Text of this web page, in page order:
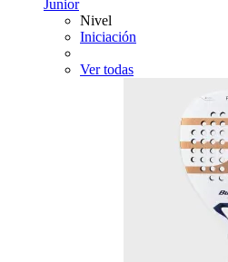
Junior
Nivel
Iniciación
Ver todas